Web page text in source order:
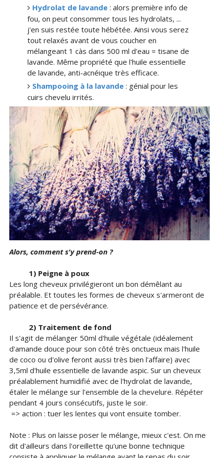
Hydrolat de lavande : alors première info de
fou, on peut consommer tous les hydrolats, ...
j'en suis restée toute hébétée. Ainsi vous serez
tout relaxés avant de vous coucher en
mélangeant 1 càs dans 500 ml d'eau = tisane de
lavande. Même propriété que l'huile essentielle
de lavande, anti-acnéique très efficace.
Shampooing à la lavande: génial pour les
cuirs chevelu irrités.
Alors, comment s'y prend-on ?
1) Peigne à poux
Les long cheveux privilégieront un bon démêlant au
préalable. Et toutes les formes de cheveux s'armeront de
patience et de persévérance.
2) Traitement de fond
Il s'agit de mélanger 50ml d'huile végétale (idéalement
d'amande douce pour son côté très onctueux mais l'huile
de coco ou d'olive feront aussi très bien l'affaire) avec
3,5ml d'huile essentielle de lavande aspic. Sur un cheveux
préalablement humidifié avec de l'hydrolat de lavande,
étaler le mélange sur l'ensemble de la chevelure. Répéter
pendant 4 jours consécutifs, juste le soir.
=> action : tuer les lentes qui vont ensuite tomber.
Note : Plus on laisse poser le mélange, mieux c'est. On me
dit d'ailleurs dans l'oreillette qu'une bonne technique